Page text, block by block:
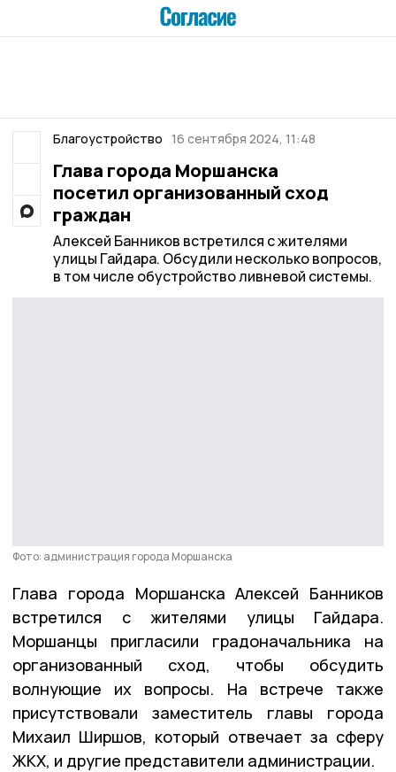
Благоустройство 16 сентября 2024, 11:48
Глава города Моршанска
посетил организованный сход
граждан
Алексей Банников встретился с жителями
улицы Гайдара. Обсудили несколько вопросов,
в том числе обустройство ливневой системы.
Фото: администрация города Моршанска
Глава города Моршанска Алексей Банников
встретился с жителями улицы Гайдара.
Моршанцы пригласили градоначальника на
организованный сход, чтобы обсудить
волнующие их вопросы. На встрече также
присутствовали заместитель главы города
Михаил Ширшов, который отвечает за сферу
ЖКХ, и другие представители администрации.